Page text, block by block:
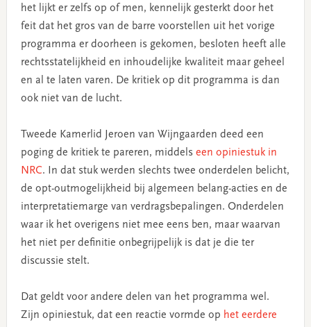
het lijkt er zelfs op of men, kennelijk gesterkt door het
feit dat het gros van de barre voorstellen uit het vorige
programma er doorheen is gekomen, besloten heeft alle
rechtsstatelijkheid en inhoudelijke kwaliteit maar geheel
en al te laten varen. De kritiek op dit programma is dan
ook niet van de lucht.
Tweede Kamerlid Jeroen van Wijngaarden deed een
poging de kritiek te pareren, middels een opiniestuk in
NRC. In dat stuk werden slechts twee onderdelen belicht,
de opt-outmogelijkheid bij algemeen belang-acties en de
interpretatiemarge van verdragsbepalingen. Onderdelen
waar ik het overigens niet mee eens ben, maar waarvan
het niet per definitie onbegrijpelijk is dat je die ter
discussie stelt.
Dat geldt voor andere delen van het programma wel.
Zijn opiniestuk, dat een reactie vormde op het eerdere